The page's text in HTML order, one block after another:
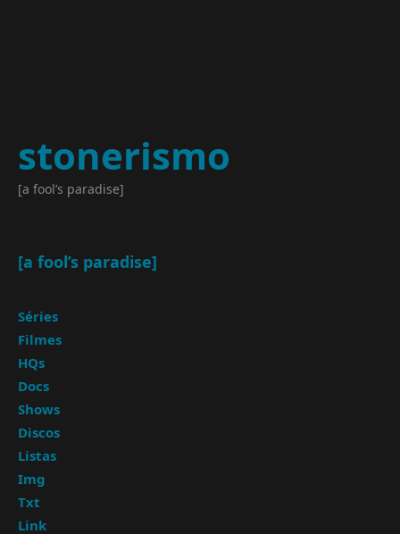
stonerismo
[a fool’s paradise]
[a fool’s paradise]
Séries
Filmes
HQs
Docs
Shows
Discos
Listas
Img
Txt
Link